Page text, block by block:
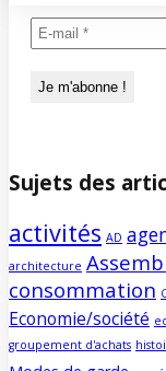
Sujets des
activités AD
architecture
consommation
Economie/société
groupement d'achats